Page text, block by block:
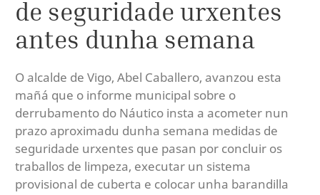
de seguridade urxentes
antes dunha semana
O alcalde de Vigo, Abel Caballero, avanzou esta
mañá que o informe municipal sobre o
derrubamento do Náutico insta a acometer nun
prazo aproximadu dunha semana medidas de
seguridade urxentes que pasan por concluir os
traballos de limpeza, executar un sistema
provisional de cuberta e colocar unha barandilla